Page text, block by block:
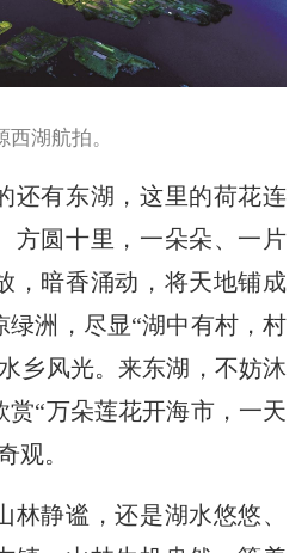
西湖航拍。
还有东湖，这里的荷花连
方圆十里，一朵朵、一片
，暗香涌动，将天地铺成
绿洲，尽显“湖中有村，村
乡风光。来东湖，不妨沐
赏“万朵莲花开海市，一天
观。
林静谧，还是湖水悠悠、